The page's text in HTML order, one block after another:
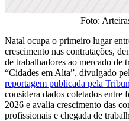
Foto:
Natal ocupa o primeiro lugar
crescimento nas contratações,
de trabalhadores ao mercado de
“Cidades em Alta”, divulgado
reportagem publicada pela
considera dados coletados entre
2026 e avalia crescimento das
profissionais e chegada de